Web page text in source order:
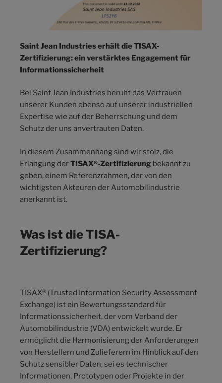
Saint Jean Industries erhält die TISAX-
Zertifizierung: ein verstärktes Engagement für
Informationssicherheit
Bei Saint Jean Industries beruht das Vertrauen
unserer Kunden ebenso auf unserer industriellen
Expertise wie auf der Beherrschung und dem
Schutz der uns anvertrauten Daten.
In diesem Zusammenhang sind wir stolz, die
Erlangung derTISAX®-Zertifizierung bekannt zu
geben, einem Referenzrahmen, der von den
wichtigsten Akteuren der Automobilindustrie
anerkannt ist.
Was ist die TISA-
Zertifizierung?
TISAX® (Trusted Information Security Assessment
Exchange) ist ein Bewertungsstandard für
Informationssicherheit, der vom Verband der
Automobilindustrie (VDA) entwickelt wurde. Er
ermöglicht die Harmonisierung der Anforderungen
von Herstellern und Zulieferern im Hinblick auf den
Schutz sensibler Daten, sei es technischer
Informationen, Prototypen oder Projekte in der